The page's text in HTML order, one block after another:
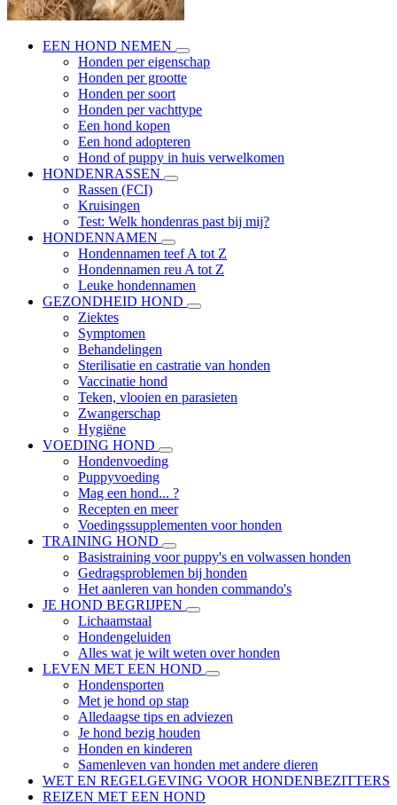
EEN HOND NEMEN
Honden per eigenschap
Honden per grootte
Honden per soort
Honden per vachttype
Een hond kopen
Een hond adopteren
Hond of puppy in huis verwelkomen
HONDENRASSEN
Rassen (FCI)
Kruisingen
Test: Welk hondenras past bij mij?
HONDENNAMEN
Hondennamen teef A tot Z
Hondennamen reu A tot Z
Leuke hondennamen
GEZONDHEID HOND
Ziektes
Symptomen
Behandelingen
Sterilisatie en castratie van honden
Vaccinatie hond
Teken, vlooien en parasieten
Zwangerschap
Hygiëne
VOEDING HOND
Hondenvoeding
Puppyvoeding
Mag een hond... ?
Recepten en meer
Voedingssupplementen voor honden
TRAINING HOND
Basistraining voor puppy's en volwassen honden
Gedragsproblemen bij honden
Het aanleren van honden commando's
JE HOND BEGRIJPEN
Lichaamstaal
Hondengeluiden
Alles wat je wilt weten over honden
LEVEN MET EEN HOND
Hondensporten
Met je hond op stap
Alledaagse tips en adviezen
Je hond bezig houden
Honden en kinderen
Samenleven van honden met andere dieren
WET EN REGELGEVING VOOR HONDENBEZITTERS
REIZEN MET EEN HOND